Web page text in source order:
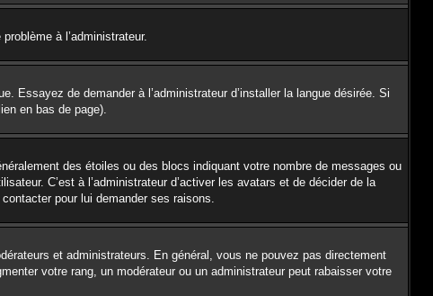
à l’administrateur.
Essayez de demander à l’administrateur d’installer la langue désirée. Si
en bas de page).
des étoiles ou des blocs indiquant votre nombre de messages ou
C’est à l’administrateur d’activer les avatars et de décider de la
pour lui demander ses raisons.
et administrateurs. En général, vous ne pouvez pas directement
votre rang, un modérateur ou un administrateur peut rabaisser votre